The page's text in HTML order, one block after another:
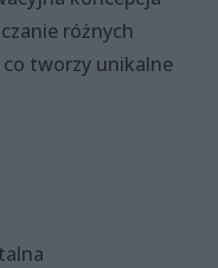
różnych
tworzy unikalne